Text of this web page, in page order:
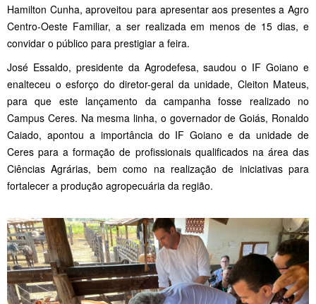
Hamilton Cunha, aproveitou para apresentar aos presentes a Agro
Centro-Oeste Familiar, a ser realizada em menos de 15 dias, e
convidar o público para prestigiar a feira.
José Essaldo, presidente da Agrodefesa, saudou o IF Goiano e
enalteceu o esforço do diretor-geral da unidade, Cleiton Mateus,
para que este lançamento da campanha fosse realizado no
Campus Ceres. Na mesma linha, o governador de Goiás, Ronaldo
Caiado, apontou a importância do IF Goiano e da unidade de
Ceres para a formação de profissionais qualificados na área das
Ciências Agrárias, bem como na realização de iniciativas para
fortalecer a produção agropecuária da região.